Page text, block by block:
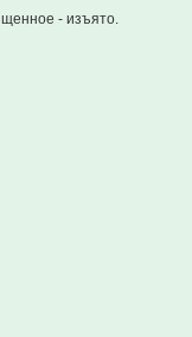
- изъято.